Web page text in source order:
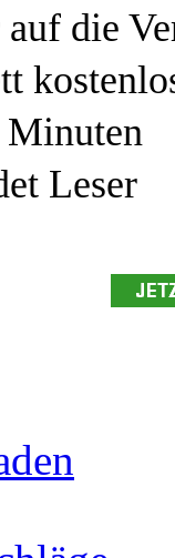
die
Minuten
Leser